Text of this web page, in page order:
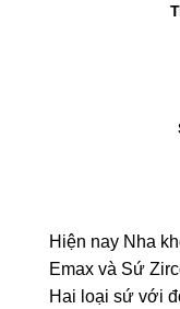
Hiện nay Nha
Emax và Sứ
Hai loại sứ với